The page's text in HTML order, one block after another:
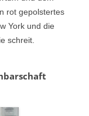
rot gepolstertes
York und die
schreit.